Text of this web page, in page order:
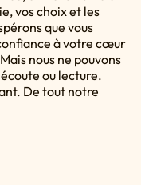
vos choix et les
que vous
à votre cœur
nous ne pouvons
ou lecture.
De tout notre